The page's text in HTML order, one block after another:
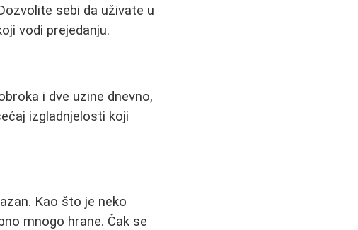
sebi da uživate u
vodi prejedanju.
i dve uzine dnevno,
izgladnjelosti koji
Kao što je neko
mnogo hrane. Čak se